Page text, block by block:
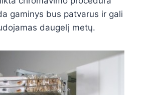
gaminys bus patvarus ir gali
daugelį metų.